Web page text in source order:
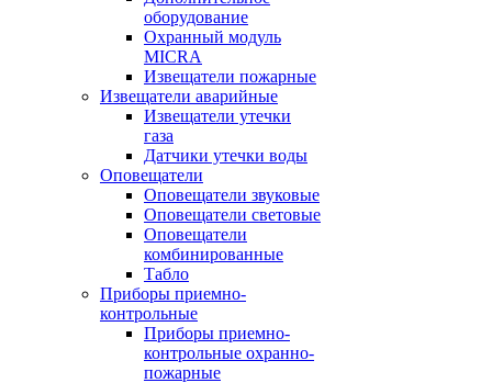
оборудование
Охранный модуль
MICRA
Извещатели пожарные
Извещатели аварийные
Извещатели утечки
газа
Датчики утечки воды
Оповещатели
Оповещатели звуковые
Оповещатели световые
Оповещатели
комбинированные
Табло
Приборы приемно-
контрольные
Приборы приемно-
контрольные охранно-
пожарные